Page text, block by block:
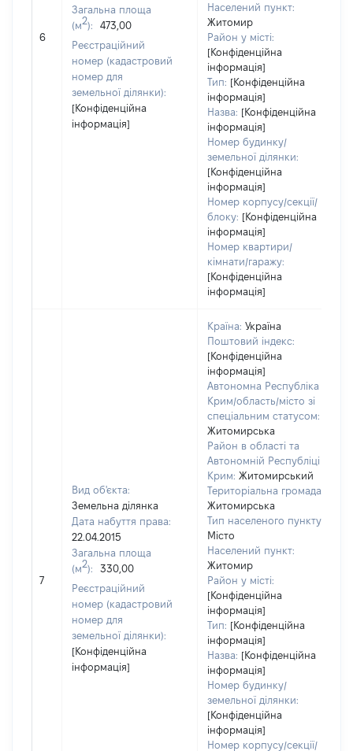
6
Загальна площа
(м2):
473,00
Реєстраційний
номер (кадастровий
номер для
земельної ділянки):
[Конфіденційна
інформація]
Населений пункт:
Житомир
Район у місті:
[Конфіденційна
інформація]
Тип: [Конфіденційна
інформація]
Назва: [Конфіденційна
інформація]
Номер будинку/
земельної ділянки:
[Конфіденційна
інформація]
Номер корпусу/секції/
блоку: [Конфіденційна
інформація]
Номер квартири/
кімнати/гаражу:
[Конфіденційна
інформація]
7
Вид об'єкта:
Земельна ділянка
Дата набуття права:
22.04.2015
Загальна площа
(м2):
330,00
Реєстраційний
номер (кадастровий
номер для
земельної ділянки):
[Конфіденційна
інформація]
Країна: Україна
Поштовий індекс:
[Конфіденційна
інформація]
Автономна Республіка
Крим/область/місто зі
спеціальним статусом:
Житомирська
Район в області та
Автономній Республіці
Крим: Житомирський
Територіальна громада:
Житомирська
Тип населеного пункту:
Місто
Населений пункт:
Житомир
Район у місті:
[Конфіденційна
інформація]
Тип: [Конфіденційна
інформація]
Назва: [Конфіденційна
інформація]
Номер будинку/
земельної ділянки:
[Конфіденційна
інформація]
Номер корпусу/секції/